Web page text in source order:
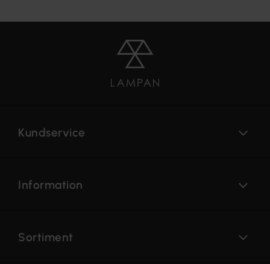
Kundservice
Information
Sortiment